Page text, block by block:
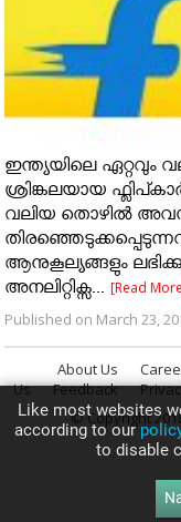
ഇന്ത്യയിലെ
ശ്രിങ്കലയായ
വലിയ തൊഴിൽ
ആനുകൂല്യങ്ങളും
അനലിറ്റിക്സ...[Read
Published on March 23,
About Us
Us
Feedback
© Copyright
Like most websites
according to our
to disable